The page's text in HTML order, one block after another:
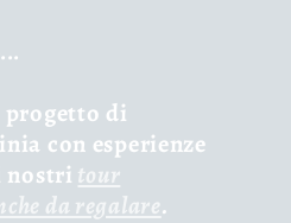
di
con esperienze
nostri tour
da regalare.